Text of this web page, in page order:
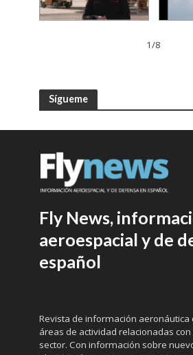
1/8
Sígueme
Fly News,
aeroespacial y de
español
Revista de información aeronáutica
áreas de actividad relacionadas
sector. Con información sobre